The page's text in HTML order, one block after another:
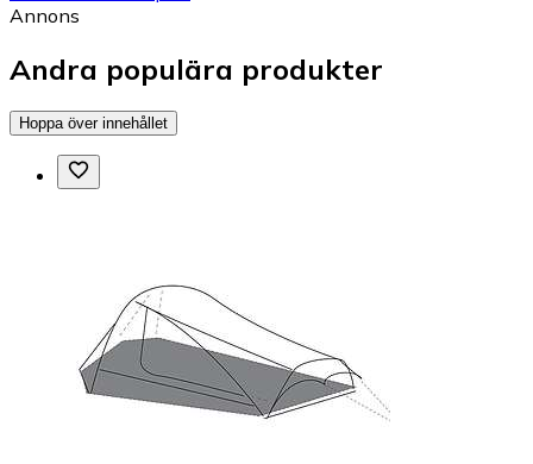
Annons
Andra populära produkter
Hoppa över innehållet